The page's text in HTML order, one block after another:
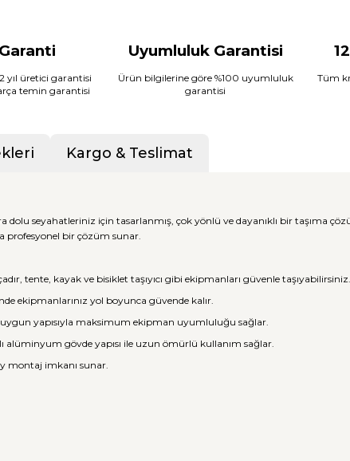
yıl üretici garantisi
temin garantisi
Uyumluluk Garantisi
Ürün bilgilerine göre %100 uyumluluk
garantisi
Tüm
Kargo & Teslimat
seyahatleriniz için tasarlanmış, çok yönlü ve dayanıklı bir taşıma
profesyonel bir çözüm sunar.
tente, kayak ve bisiklet taşıyıcı gibi ekipmanları güvenle taşıyabilirsiniz.
ekipmanlarınız yol boyunca güvende kalır.
yapısıyla maksimum ekipman uyumluluğu sağlar.
alüminyum gövde yapısı ile uzun ömürlü kullanım sağlar.
montaj imkanı sunar.